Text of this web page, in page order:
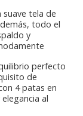
suave tela de
todo el
y
perfecto
de
4 patas en
al